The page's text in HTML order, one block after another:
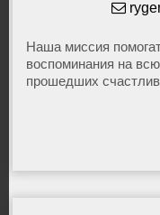
Питание, кейтеринг
Наша миссия
воспоминания на
прошедших